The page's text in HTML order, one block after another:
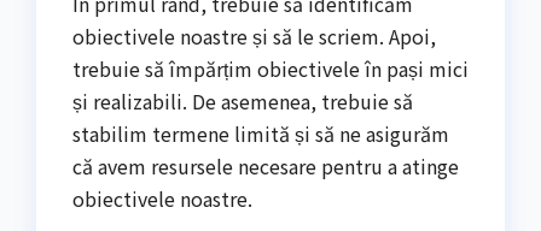
obiectivele noastre și să le scriem. Apoi,
trebuie să împărțim obiectivele în pași mici
și realizabili. De asemenea, trebuie să
stabilim termene limită și să ne asigurăm
că avem resursele necesare pentru a atinge
obiectivele noastre.